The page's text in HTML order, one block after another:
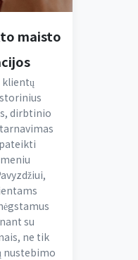
maisto
klientų
dirbtinio
su
ne tik
nustebimo